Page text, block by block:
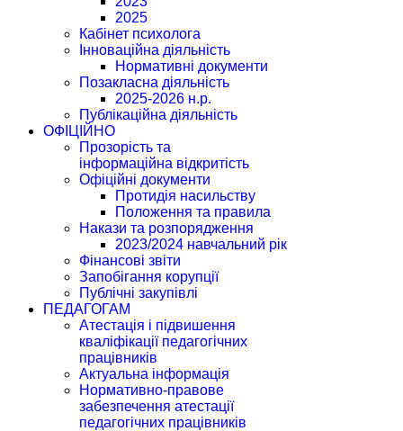
2025
Кабінет психолога
Інноваційна діяльність
Нормативні документи
Позакласна діяльність
2025-2026 н.р.
Публікаційна діяльність
ОФІЦІЙНО
Прозорість та
інформаційна відкритість
Офіційні документи
Протидія насильству
Положення та правила
Накази та розпорядження
2023/2024 навчальний рік
Фінансові звіти
Запобігання корупції
Публічні закупівлі
ПЕДАГОГАМ
Атестація і підвишення
кваліфікації педагогічних
працівників
Актуальна інформація
Нормативно-правове
забезпечення атестації
педагогічних працівників